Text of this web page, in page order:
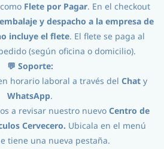
Flete por Pagar. En el checkout
embalaje y despacho a la empresa de
incluye el flete. El flete se paga al
(según oficina o domicilio).
💬 Soporte:
horario laboral a través del Chat y
WhatsApp.
a revisar nuestro nuevo Centro de
Cervecero. Ubicala en el menú
tiene una nueva pestaña.